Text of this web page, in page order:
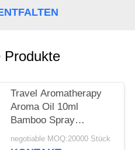
Produkte
Travel Aromatherapy
Aroma Oil 10ml
Bamboo Spray
Perfume Bottle With
Screw Spray Cap
negotiable MOQ:20000 Stück